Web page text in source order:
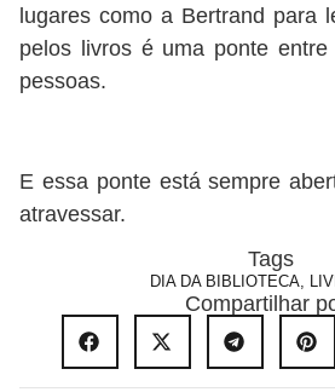
lugares como a Bertrand para
pelos livros é uma ponte
pessoas.
E essa ponte está sempre
atravessar.
Tags
DIA DA BIBLIOTECA,
Compartilhar